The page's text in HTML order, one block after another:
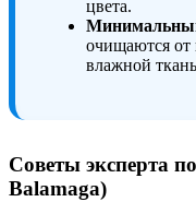
цвета.
очищаются от
влажной
Советы эксперта
Balamaga)